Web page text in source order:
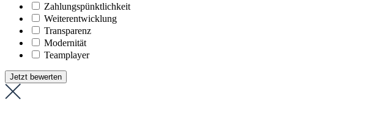
Zahlungs­pünktlichkeit
Weiter­entwicklung
Transparenz
Modernität
Teamplayer
Jetzt bewerten